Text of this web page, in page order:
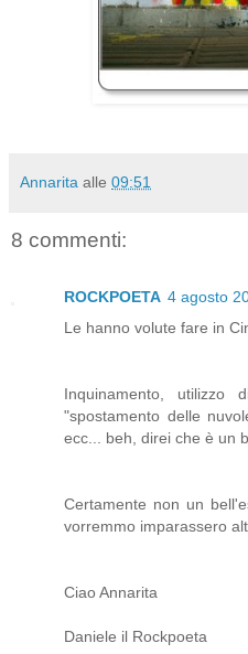
Annarita alle 09:51
8 commenti:
ROCKPOETA 4 agosto
Le hanno volute fare in
Inquinamento, utilizzo
"spostamento delle
ecc... beh, direi che è un
Certamente non un
vorremmo imparassero
Ciao Annarita
Daniele il Rockpoeta